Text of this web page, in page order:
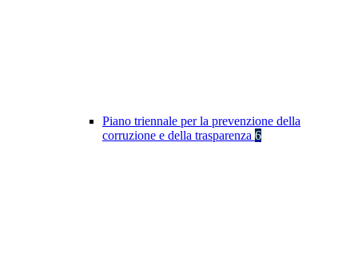
Piano triennale per la prevenzione della
corruzione e della trasparenza 6